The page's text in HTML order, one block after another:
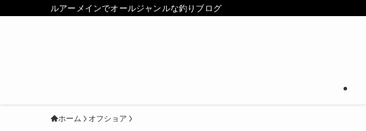
ルアーメインでオールジャンルな釣りブログ
ホーム オフショア